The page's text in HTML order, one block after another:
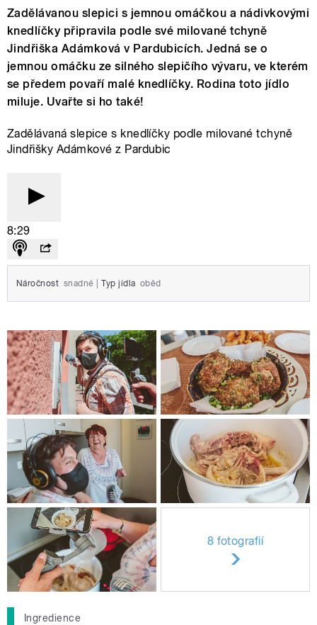
Zadělávanou slepici s jemnou omáčkou a nádivkovými
knedlíčky připravila podle své milované tchyně
Jindřiška Adámková v Pardubicích. Jedná se o
jemnou omáčku ze silného slepičího vývaru, ve kterém
se předem povaří malé knedlíčky. Rodina toto jídlo
miluje. Uvařte si ho také!
Zadělávaná slepice s knedlíčky podle milované tchyně
Jindřišky Adámkové z Pardubic
8:29
Náročnost snadné Typ jídla oběd
8 fotografií
Ingredience